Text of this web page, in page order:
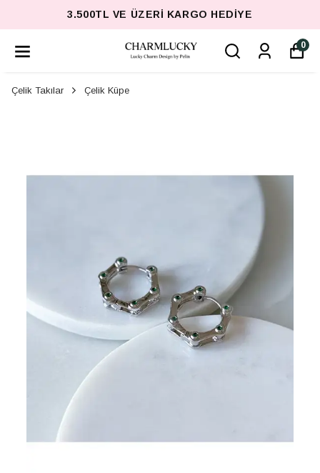
3.500TL VE ÜZERI KARGO HEDIYE
0
Çelik Takılar Çelik Küpe